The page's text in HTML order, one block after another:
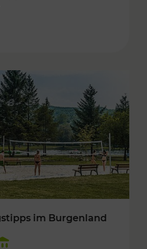
im Burgenland